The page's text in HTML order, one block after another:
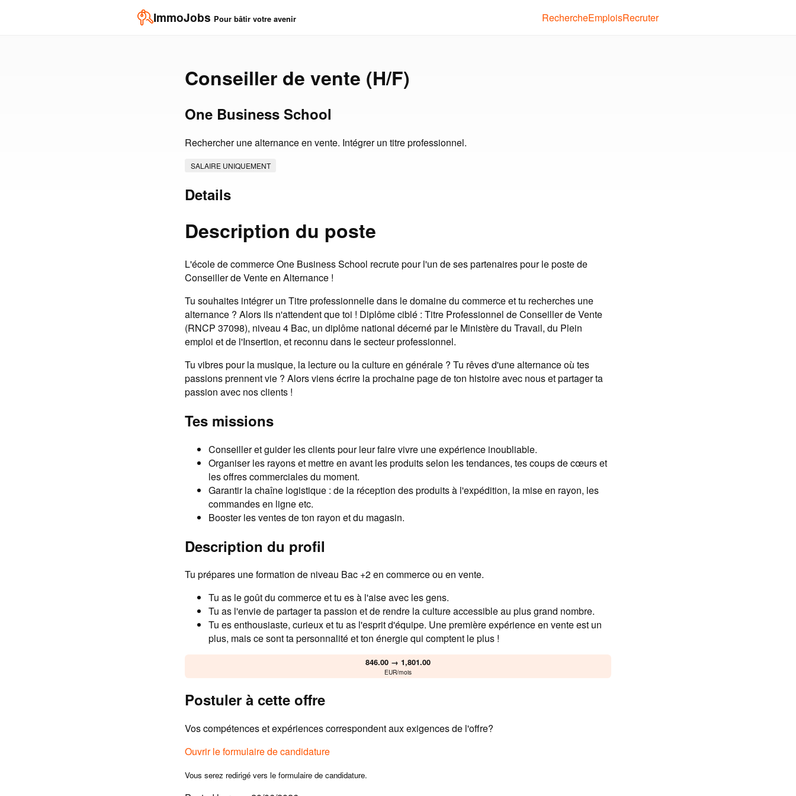
ImmoJobs Pour bâtir votre avenir RechercheEmploisRecruter
Conseiller de vente (H/F)
One Business School
Rechercher une alternance en vente. Intégrer un titre professionnel.
SALAIRE UNIQUEMENT
Details
Description du poste
L'école de commerce One Business School recrute pour l'un de ses partenaires pour le poste de
Conseiller de Vente en Alternance !
Tu souhaites intégrer un Titre professionnelle dans le domaine du commerce et tu recherches une
alternance ? Alors ils n'attendent que toi ! Diplôme ciblé : Titre Professionnel de Conseiller de Vente
(RNCP 37098), niveau 4 Bac, un diplôme national décerné par le Ministère du Travail, du Plein
emploi et de l'Insertion, et reconnu dans le secteur professionnel.
Tu vibres pour la musique, la lecture ou la culture en générale ? Tu rêves d'une alternance où tes
passions prennent vie ? Alors viens écrire la prochaine page de ton histoire avec nous et partager ta
passion avec nos clients !
Tes missions
Conseiller et guider les clients pour leur faire vivre une expérience inoubliable.
Organiser les rayons et mettre en avant les produits selon les tendances, tes coups de cœurs et
les offres commerciales du moment.
Garantir la chaîne logistique : de la réception des produits à l'expédition, la mise en rayon, les
commandes en ligne etc.
Booster les ventes de ton rayon et du magasin.
Description du profil
Tu prépares une formation de niveau Bac +2 en commerce ou en vente.
Tu as le goût du commerce et tu es à l'aise avec les gens.
Tu as l'envie de partager ta passion et de rendre la culture accessible au plus grand nombre.
Tu es enthousiaste, curieux et tu as l'esprit d'équipe. Une première expérience en vente est un
plus, mais ce sont ta personnalité et ton énergie qui comptent le plus !
846.00 → 1,801.00
EUR/mois
Postuler à cette offre
Vos compétences et expériences correspondent aux exigences de l'offre?
Ouvrir le formulaire de candidature
Vous serez redirigé vers le formulaire de candidature.